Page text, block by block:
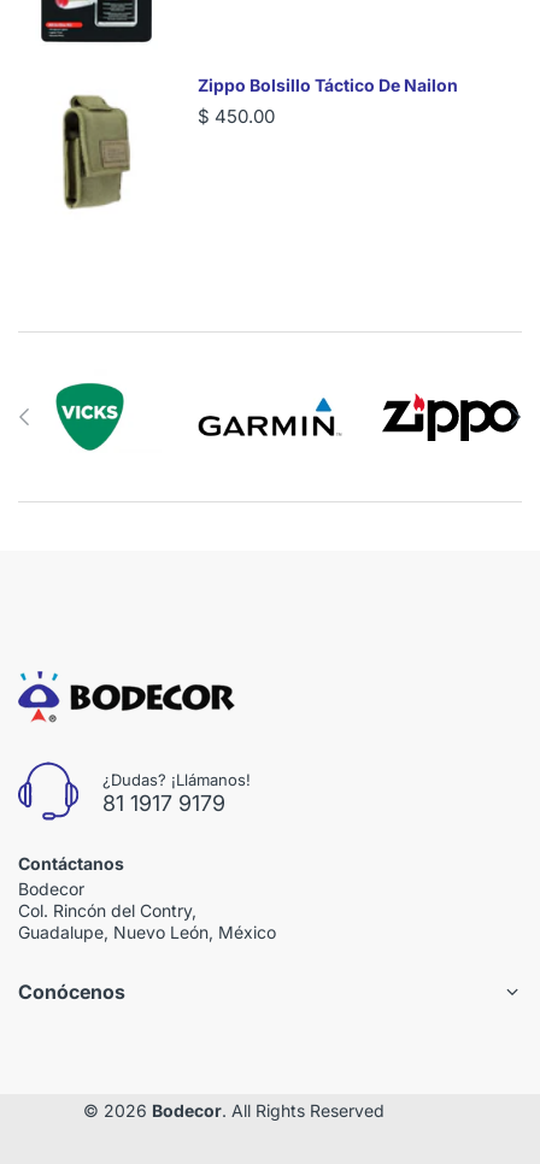
Zippo Bolsillo Táctico De Nailon
$ 450.00
¿Dudas? ¡Llámanos!
81 1917 9179
Contáctanos
Bodecor
Col. Rincón del Contry,
Guadalupe, Nuevo León, México
Conócenos
© 2026 Bodecor. All Rights Reserved